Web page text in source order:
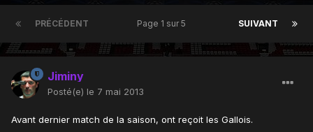
PRÉCÉDENT SUIVANT
Page 1 sur 5
Jiminy
Posté(e) le 7 mai 2013
Avant dernier match de la saison, ont reçoit les Gallois.